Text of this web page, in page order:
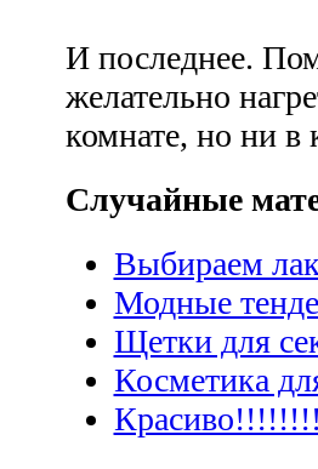
И последнее.
желательно
комнате, но ни в
Случайные
Выбираем
Модные
Щетки для
Косметика